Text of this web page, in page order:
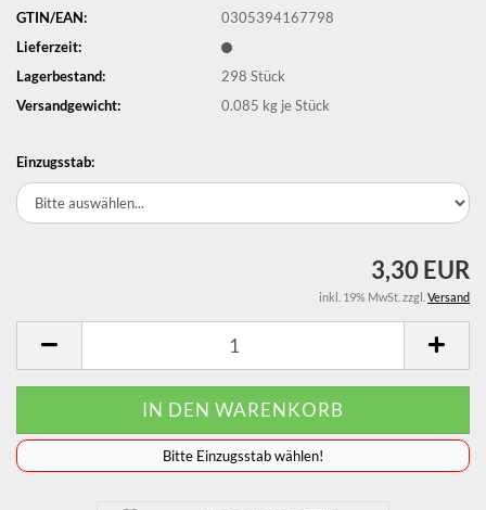
GTIN/EAN:
0305394167798
Lieferzeit:
Lagerbestand:
298Stück
Versandgewicht:
0.085 kg je Stück
Einzugsstab:
3,30 EUR
inkl. 19% MwSt. zzgl. Versand
️️️️️Bitte Einzugsstab wählen!